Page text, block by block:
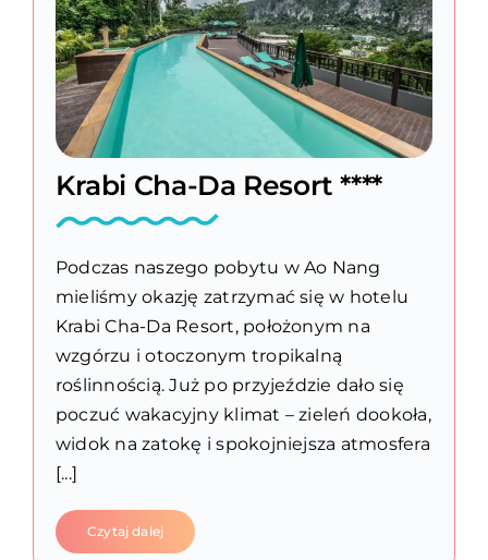
Krabi Cha-Da Resort ****
Podczas naszego pobytu w Ao Nang
mieliśmy okazję zatrzymać się w hotelu
Krabi Cha-Da Resort, położonym na
wzgórzu i otoczonym tropikalną
roślinnością. Już po przyjeździe dało się
poczuć wakacyjny klimat – zieleń dookoła,
widok na zatokę i spokojniejsza atmosfera
[...]
Czytaj dalej